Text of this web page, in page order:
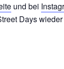
und bei
Days